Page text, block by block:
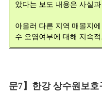
았다는 보도 내용은 사실
아울러 다른 지역 매몰지
수 오염여부에 대해 지속
문7】한강 상수원보